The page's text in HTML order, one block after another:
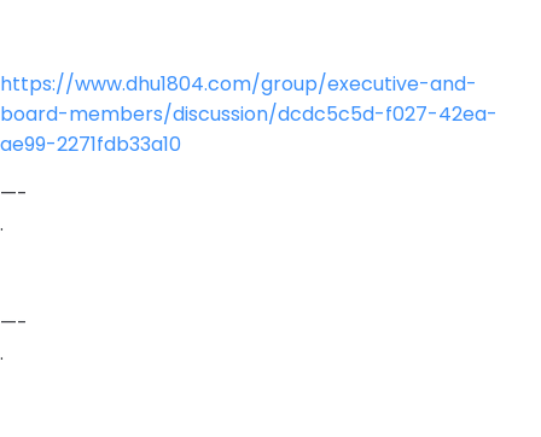
https://www.dhu1804.com/group/executive-and-
board-members/discussion/dcdc5c5d-f027-42ea-
ae99-2271fdb33a10
—-
.
—-
.